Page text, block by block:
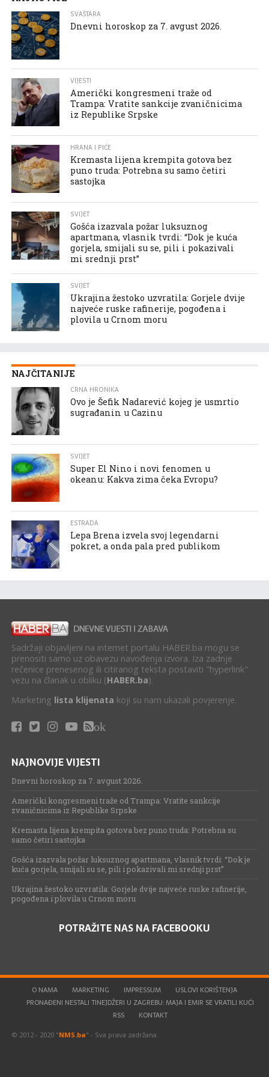
SVAŠTARA
Dnevni horoskop za 7. avgust 2026.
VIJESTI
Američki kongresmeni traže od
Trampa: Vratite sankcije zvaničnicima
iz Republike Srpske
HRANA I PIĆE
Kremasta lijena krempita gotova bez
puno truda: Potrebna su samo četiri
sastojka
SVIJET
Gošća izazvala požar luksuznog
apartmana, vlasnik tvrdi: “Dok je kuća
gorjela, smijali su se, pili i pokazivali
mi srednji prst”
SVIJET
Ukrajina žestoko uzvratila: Gorjele dvije
najveće ruske rafinerije, pogođena i
plovila u Crnom moru
NAJČITANIJE
CRNA HRONIKA
Ovo je Šefik Nadarević kojeg je usmrtio
sugrađanin u Cazinu
SVIJET
Super El Nino i novi fenomen u
okeanu: Kakva zima čeka Evropu?
ESTRADA
Lepa Brena izvela svoj legendarni
pokret, a onda pala pred publikom
Sadržaji objavljeni na internet portalu HABER.ba mogu se
prenositi samo uz obavezu navođenja izvora. Iza zadnje
rečenice prenesenog ili citiranog teksta postaviti "hyperlink"
vezu na članak u obliku (HABER.ba).
Marketing lista klijenata koji su nam ukazali povjerenje.
ok
NAJNOVIJE VIJESTI
Dnevni horoskop za 7. avgust 2026.
Američki kongresmeni traže od Trampa: Vratite sankcije
zvaničnicima iz Republike Srpske
Kremasta lijena krempita gotova bez puno truda: Potrebna su
samo četiri sastojka
Gošća izazvala požar luksuznog apartmana, vlasnik tvrdi: “Dok je
kuća gorjela, smijali su se, pili i pokazivali mi srednji prst”
Ukrajina žestoko uzvratila: Gorjele dvije najveće ruske rafinerije,
pogođena i plovila u Crnom moru
POTRAŽITE NAS NA FACEBOOKU
O NAMA MARKETING IMPRESSUM
USLOVI KORIŠTENJA
PRONAĐENI NESTALI TINEJDŽERI U ZAGREBU: MAJA I EMIR SE VRATILI KUĆI
RSS
KONTAKT
© 2012 - 2020 "NMS.ba" - Sva prava zadržana.